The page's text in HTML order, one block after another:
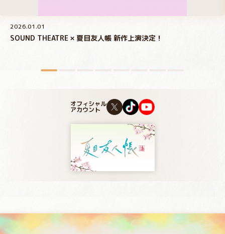
2026.01.01
SOUND THEATRE × 夏目友人帳 新作上演決定！
オフィシャル
アカウント